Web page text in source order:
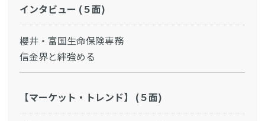
インタビュー (５面)
櫻井・富国生命保険専務
信金界と絆強める
【マーケット・トレンド】 (５面)